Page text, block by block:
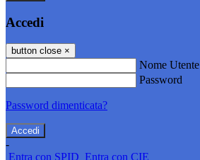
Accedi
button close ×
Nome Utente
Password
Password dimenticata?
-
Entra con SPID Entra con CIE